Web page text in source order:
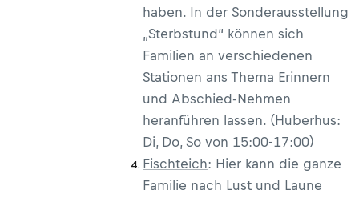
haben. In der Sonderausstellung
„Sterbstund“ können sich
Familien an verschiedenen
Stationen ans Thema Erinnern
und Abschied-Nehmen
heranführen lassen. (Huberhus:
Di, Do, So von 15:00-17:00)
Fischteich: Hier kann die ganze
Familie nach Lust und Laune